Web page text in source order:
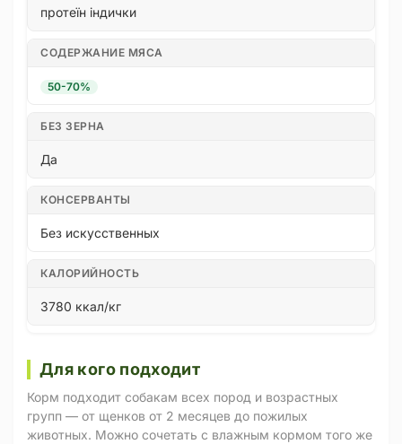
протеїн індички
СОДЕРЖАНИЕ МЯСА
50-70%
БЕЗ ЗЕРНА
Да
КОНСЕРВАНТЫ
Без искусственных
КАЛОРИЙНОСТЬ
3780 ккал/кг
Для кого подходит
Корм подходит собакам всех пород и возрастных
групп — от щенков от 2 месяцев до пожилых
животных. Можно сочетать с влажным кормом того же